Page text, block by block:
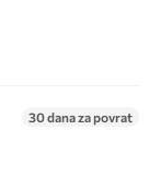
30 dana za povrat